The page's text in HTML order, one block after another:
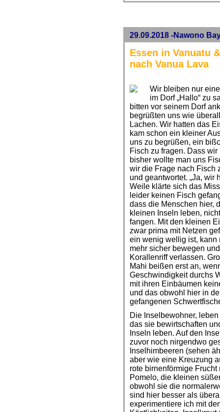
29.09.2018 -Nawono
Essen in Vanuatu
nach Vanua Lava
Wir bleiben nur
im Dorf „Hallo“ zu
bitten vor seinem Dorf
begrüßten uns wie
Lachen. Wir hatten das
kam schon ein kleiner
uns zu begrüßen, ein
Fisch zu fragen. Dass
bisher wollte man uns
wir die Frage nach Fisch
und geantwortet. „Ja, wir
Weile klärte sich das
leider keinen Fisch
dass die Menschen hier,
kleinen Inseln leben,
fangen. Mit den kleinen
zwar prima mit Netzen
ein wenig wellig ist, kann
mehr sicher bewegen
Korallenriff verlassen.
Mahi beißen erst an,
Geschwindigkeit durchs
mit ihren Einbäumen
und das obwohl hier in
gefangenen
Die Inselbewohner,
das sie bewirtschaften
Inseln leben. Auf den
zuvor noch nirgendwo
Inselhimbeeren (sehen
aber wie eine Kreuzung
rote birnenförmige
Pomelo, die kleinen
obwohl sie die
sind hier besser als
experimentiere ich mit